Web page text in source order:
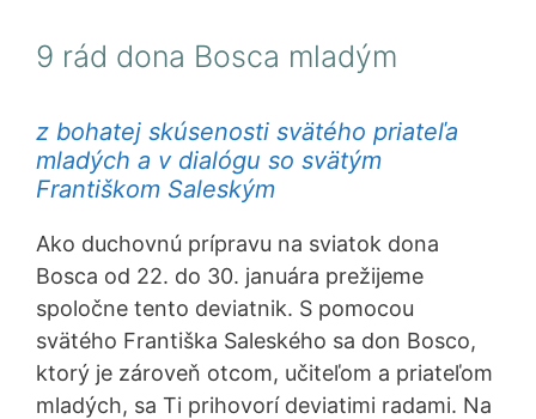
9 rád dona Bosca mladým
z bohatej skúsenosti svätého priateľa
mladých a v dialógu so svätým
Františkom Saleským
Ako duchovnú prípravu na sviatok dona
Bosca od 22. do 30. januára prežijeme
spoločne tento deviatnik. S pomocou
svätého Františka Saleského sa don Bosco,
ktorý je zároveň otcom, učiteľom a priateľom
mladých, sa Ti prihovorí deviatimi radami. Na